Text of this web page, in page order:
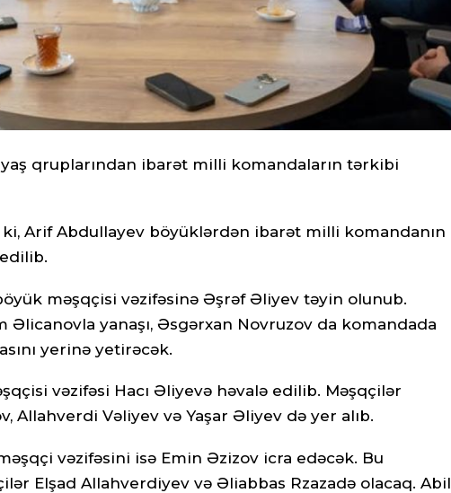
yaş qruplarından ibarət milli komandaların tərkibi
Arif Abdullayev böyüklərdən ibarət milli komandanın
məşqçisi vəzifəsinə Əşrəf Əliyev təyin olunub.
Əlicanovla yanaşı, Əsgərxan Novruzov da komandada
yerinə yetirəcək.
vəzifəsi Hacı Əliyevə həvalə edilib. Məşqçilər
Allahverdi Vəliyev və Yaşar Əliyev də yer alıb.
vəzifəsini isə Emin Əzizov icra edəcək. Bu
Elşad Allahverdiyev və Əliabbas Rzazadə olacaq. Abil